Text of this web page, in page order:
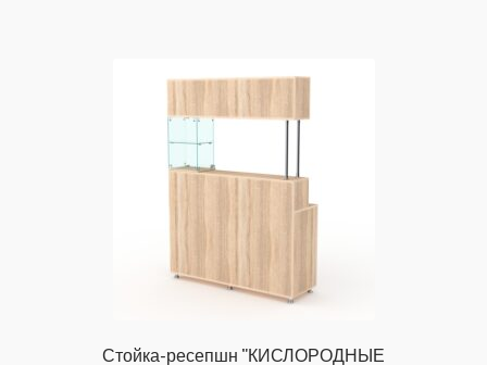
Стойка-ресепшн "КИСЛОРОДНЫЕ